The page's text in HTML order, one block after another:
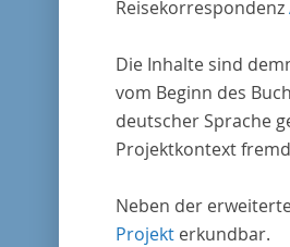
Reisekorrespondenz
Die Inhalte sind
vom Beginn des
deutscher Sprache
Projektkontext
Neben der
Projekterkundbar.